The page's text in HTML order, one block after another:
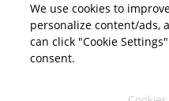
社群資源
We use cookies to
personalize content/ads,
can click "Cookie
consent.